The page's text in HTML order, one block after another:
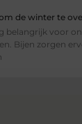
de winter te
belangrijk voor
Bijen zorgen